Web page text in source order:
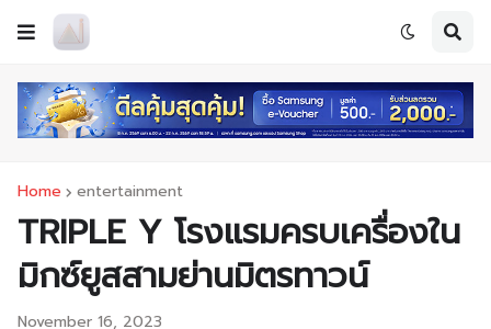
Home entertainment
TRIPLE Y โรงแรมครบเครื่องใน
มิกซ์ยูสสามย่านมิตรทาวน์
November 16, 2023